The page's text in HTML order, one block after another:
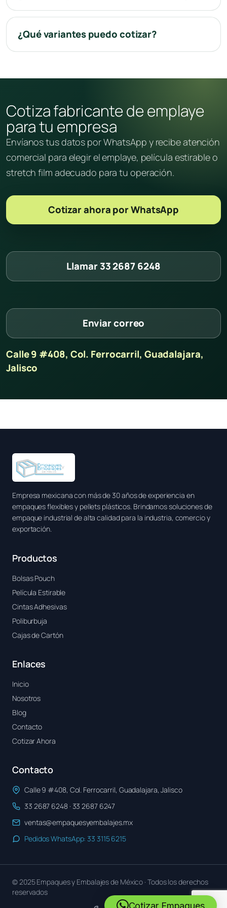
¿Qué variantes puedo cotizar?
Cotiza fabricante de emplaye
para tu empresa
Envíanos tus datos por WhatsApp y recibe atención
comercial para elegir el emplaye, película estirable o
stretch film adecuado para tu operación.
Cotizar ahora por WhatsApp
Llamar 33 2687 6248
Enviar correo
Calle 9 #408, Col. Ferrocarril, Guadalajara,
Jalisco
Empresa mexicana con más de 30 años de experiencia en
empaques flexibles y pellets plásticos. Brindamos soluciones de
empaque industrial de alta calidad para la industria, comercio y
exportación.
Productos
Bolsas Pouch
Película Estirable
Cintas Adhesivas
Poliburbuja
Cajas de Cartón
Enlaces
Inicio
Nosotros
Blog
Contacto
Cotizar Ahora
Contacto
Calle 9 #408, Col. Ferrocarril, Guadalajara, Jalisco
33 2687 6248 · 33 2687 6247
ventas@empaquesyembalajes.mx
Pedidos WhatsApp: 33 3115 6215
© 2025 Empaques y Embalajes de México · Todos los derechos
reservados
Cotizar Empaques